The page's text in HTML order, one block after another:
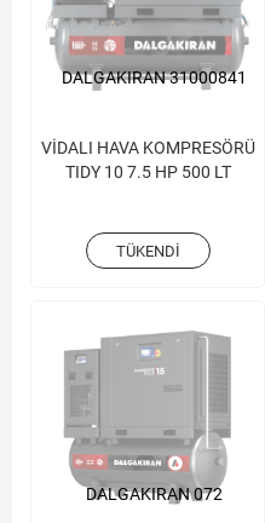
VİDALI HAVA KOMPRESÖRÜ
TIDY 10 7.5 HP 500 LT
DALGAKIRAN 31000841
TÜKENDI
DALGAKIRAN 072